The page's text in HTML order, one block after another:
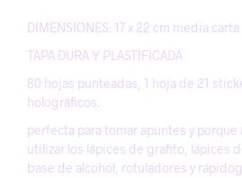
DIMENSIONES: 17 x 22 cm media carta
TAPA DURA Y PLASTIFICADA
80 hojas punteadas, 1 hoja de 21
holográficos.
perfecta para tomar apuntes y
utilizar los lápices de grafito, lápices
base de alcohol, rotuladores y